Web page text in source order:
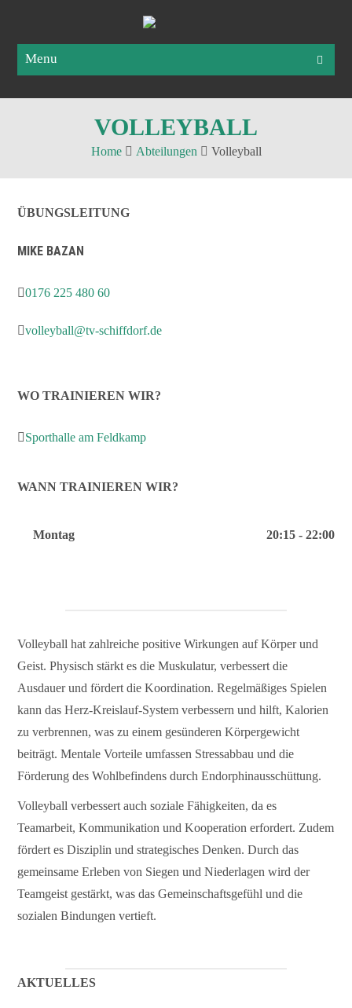
Menu
VOLLEYBALL
Home Abteilungen Volleyball
ÜBUNGSLEITUNG
MIKE BAZAN
0176 225 480 60
volleyball@tv-schiffdorf.de
WO TRAINIEREN WIR?
Sporthalle am Feldkamp
WANN TRAINIEREN WIR?
Montag 20:15 - 22:00
Volleyball hat zahlreiche positive Wirkungen auf Körper und
Geist. Physisch stärkt es die Muskulatur, verbessert die
Ausdauer und fördert die Koordination. Regelmäßiges Spielen
kann das Herz-Kreislauf-System verbessern und hilft, Kalorien
zu verbrennen, was zu einem gesünderen Körpergewicht
beiträgt. Mentale Vorteile umfassen Stressabbau und die
Förderung des Wohlbefindens durch Endorphinausschüttung.
Volleyball verbessert auch soziale Fähigkeiten, da es
Teamarbeit, Kommunikation und Kooperation erfordert. Zudem
fördert es Disziplin und strategisches Denken. Durch das
gemeinsame Erleben von Siegen und Niederlagen wird der
Teamgeist gestärkt, was das Gemeinschaftsgefühl und die
sozialen Bindungen vertieft.
AKTUELLES